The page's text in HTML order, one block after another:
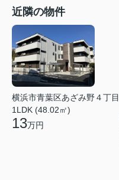
近隣の物件
横浜市青葉区あざみ野４丁目
1LDK (48.02㎡)
13万円